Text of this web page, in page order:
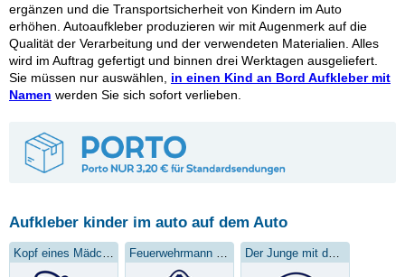
ergänzen und die Transportsicherheit von Kindern im Auto
erhöhen. Autoaufkleber produzieren wir mit Augenmerk auf die
Qualität der Verarbeitung und der verwendeten Materialien. Alles
wird im Auftrag gefertigt und binnen drei Werktagen ausgeliefert.
Sie müssen nur auswählen, in einen Kind an Bord Aufkleber mit
Namen werden Sie sich sofort verlieben.
Aufkleber kinder im auto auf dem Auto